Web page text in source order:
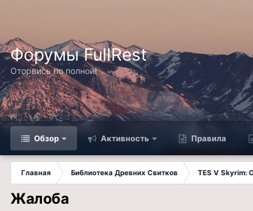
Форумы FullRest
Оторвись по полной!
Обзор Активность Правила
Главная Библиотека Древних Свитков TES V Skyrim:
Жалоба